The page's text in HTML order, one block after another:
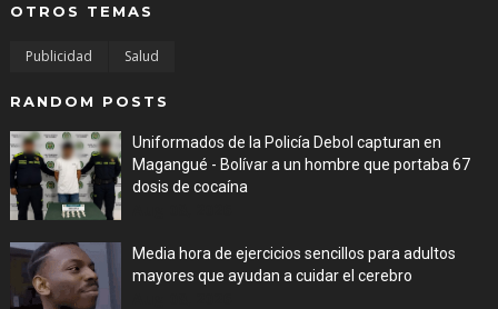
OTROS TEMAS
Publicidad Salud
RANDOM POSTS
Uniformados de la Policía Debol capturan en
Magangué - Bolívar a un hombre que portaba 67
dosis de cocaína
Media hora de ejercicios sencillos para adultos
mayores que ayudan a cuidar el cerebro